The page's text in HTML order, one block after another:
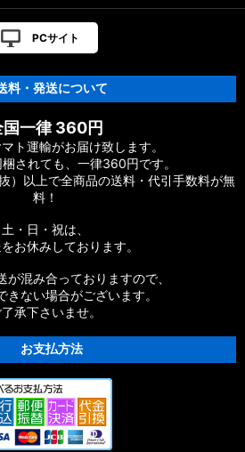
PCサイト
料・発送について
国一律 360円
ト運輸がお届け致します。
されても、一律360円です。
）以上で全商品の送料・代引手数料が無
料！
土・日・祝は、
お休みしております。
が混み合っておりますので、
きない場合がございます。
了承下さいませ。
お支払方法